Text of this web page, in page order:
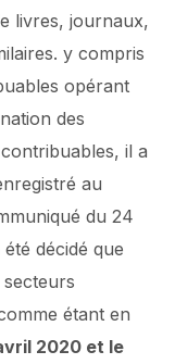
livres, journaux,
y compris
opérant
des
il a
au
du 24
été décidé que
étant en
2020 et le